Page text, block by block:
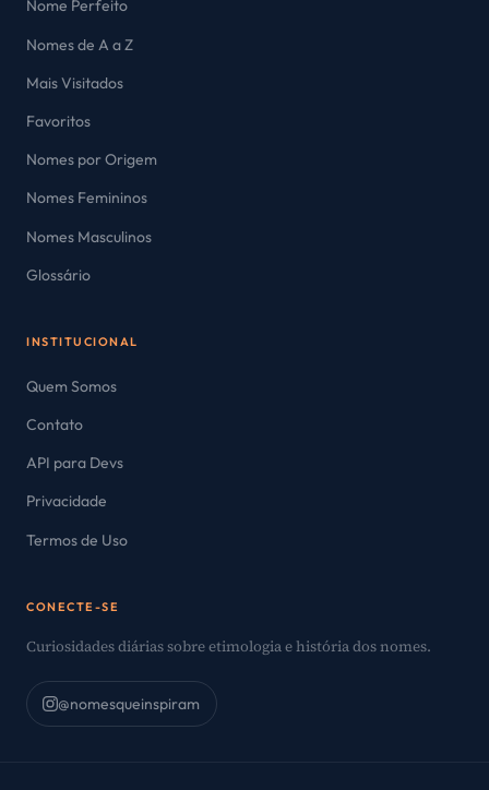
Nome Perfeito
Nomes de A a Z
Mais Visitados
Favoritos
Nomes por Origem
Nomes Femininos
Nomes Masculinos
Glossário
INSTITUCIONAL
Quem Somos
Contato
API para Devs
Privacidade
Termos de Uso
CONECTE-SE
Curiosidades diárias sobre etimologia e história dos nomes.
@nomesqueinspiram